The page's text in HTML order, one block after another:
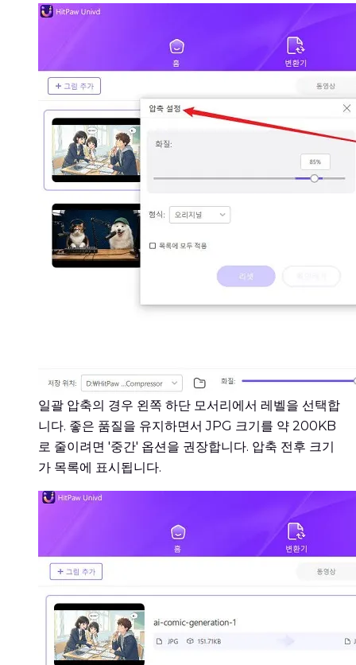
일괄 압축의 경우 왼쪽 하단 모서리에서 레벨을 선택합
니다. 좋은 품질을 유지하면서 JPG 크기를 약 200KB
로 줄이려면 '중간' 옵션을 권장합니다. 압축 전후 크기
가 목록에 표시됩니다.